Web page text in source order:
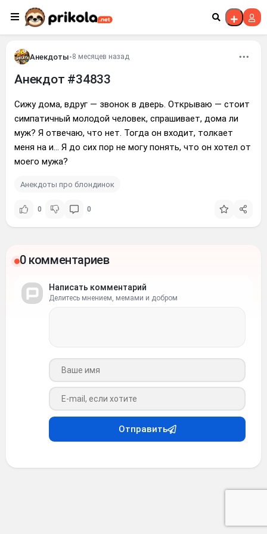
Перейти к контенту
Анекдоты•8 месяцев назад
Анекдот #34833
Сижу дома, вдруг — звонок в дверь. Открываю — стоит
симпатичный молодой человек, спрашивает, дома ли
муж? Я отвечаю, что нет. Тогда он входит, толкает
меня на и... Я до сих пор не могу понять, что он хотел от
моего мужа?
Анекдоты про блондинок
0 0
0 комментариев
Написать комментарий
Делитесь мнением, мемами и добром
Ваше имя
Ваш e-mail
Отправить